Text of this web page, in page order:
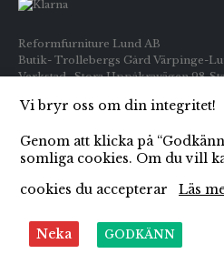
Reformfurniture Lund AB
Butik- Trollebergs Gård Värpinge-
Verkstad- Stora Uppåkravägen 98
Telefon: Butiken 0709-269916
E-post: info@reformfurniture.se
© Copyright 2021
Vi bryr oss om din integritet!
Genom att klicka på
somliga cookies. Om du vill
cookies du accepterar
Läs
Neka GODKÄNN